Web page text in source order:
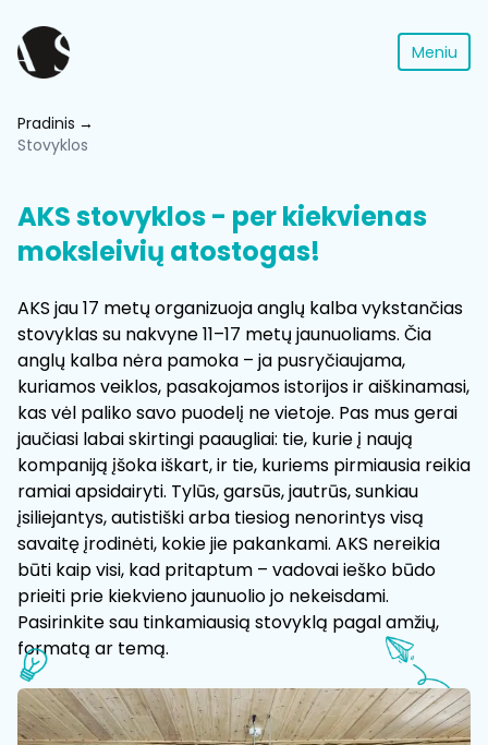
Meniu
Pradinis
Stovyklos
AKS ​stovyklos - per kiekvienas
moksleivių atostogas!
AKS jau 17 metų organizuoja anglų kalba vykstančias
stovyklas su nakvyne 11–17 metų jaunuoliams. Čia
anglų kalba nėra pamoka – ja pusryčiaujama,
kuriamos veiklos, pasakojamos istorijos ir aiškinamasi,
kas vėl paliko savo puodelį ne vietoje. Pas mus gerai
jaučiasi labai skirtingi paaugliai: tie, kurie į naują
kompaniją įšoka iškart, ir tie, kuriems pirmiausia reikia
ramiai apsidairyti. Tylūs, garsūs, jautrūs, sunkiau
įsiliejantys, autistiški arba tiesiog nenorintys visą
savaitę įrodinėti, kokie jie pakankami. AKS nereikia
būti kaip visi, kad pritaptum – vadovai ieško būdo
prieiti prie kiekvieno jaunuolio jo nekeisdami.
Pasirinkite sau tinkamiausią stovyklą pagal amžių,
formatą ar temą.